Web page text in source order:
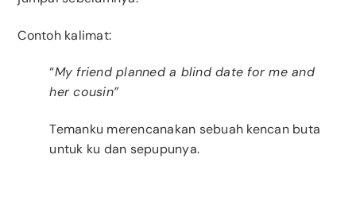
Contoh kalimat:
“My friend planned a blind date for me and
her cousin”
Temanku merencanakan sebuah kencan buta
untuk ku dan sepupunya.